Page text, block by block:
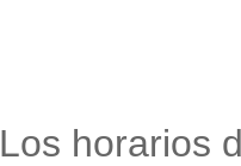
Los horarios